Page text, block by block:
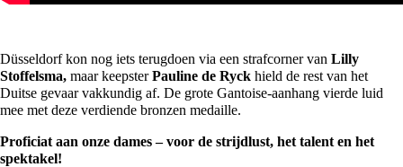
Düsseldorf kon nog iets terugdoen via een strafcorner van Lilly
Stoffelsma, maar keepsterPauline de Ryck hield de rest van het
Duitse gevaar vakkundig af. De grote Gantoise-aanhang vierde luid
mee met deze verdiende bronzen medaille.
Proficiat aan onze dames – voor de strijdlust, het talent en het
spektakel!